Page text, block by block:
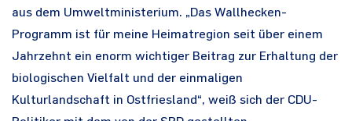
aus dem Umweltministerium. „Das Wallhecken-
Programm ist für meine Heimatregion seit über einem
Jahrzehnt ein enorm wichtiger Beitrag zur Erhaltung der
biologischen Vielfalt und der einmaligen
Kulturlandschaft in Ostfriesland“, weiß sich der CDU-